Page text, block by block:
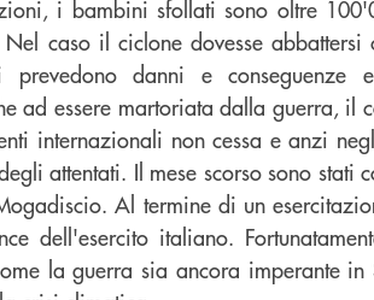
i bambini sfollati sono oltre
caso il ciclone dovesse abbattersi
danni e conseguenze
ad essere martoriata dalla guerra, il
internazionali non cessa e anzi
attentati. Il mese scorso sono stati
Al termine di un
dell'esercito italiano.
la guerra sia ancora imperante in